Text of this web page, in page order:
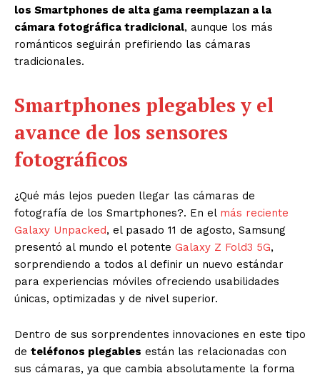
los Smartphones de alta gama reemplazan a la
cámara fotográfica tradicional, aunque los más
románticos seguirán prefiriendo las cámaras
tradicionales.
Smartphones plegables y el
avance de los sensores
fotográficos
¿Qué más lejos pueden llegar las cámaras de
fotografía de los Smartphones?. En el más reciente
Galaxy Unpacked, el pasado 11 de agosto, Samsung
presentó al mundo el potente Galaxy Z Fold3 5G,
sorprendiendo a todos al definir un nuevo estándar
para experiencias móviles ofreciendo usabilidades
únicas, optimizadas y de nivel superior.
Dentro de sus sorprendentes innovaciones en este tipo
de teléfonos plegables están las relacionadas con
sus cámaras, ya que cambia absolutamente la forma